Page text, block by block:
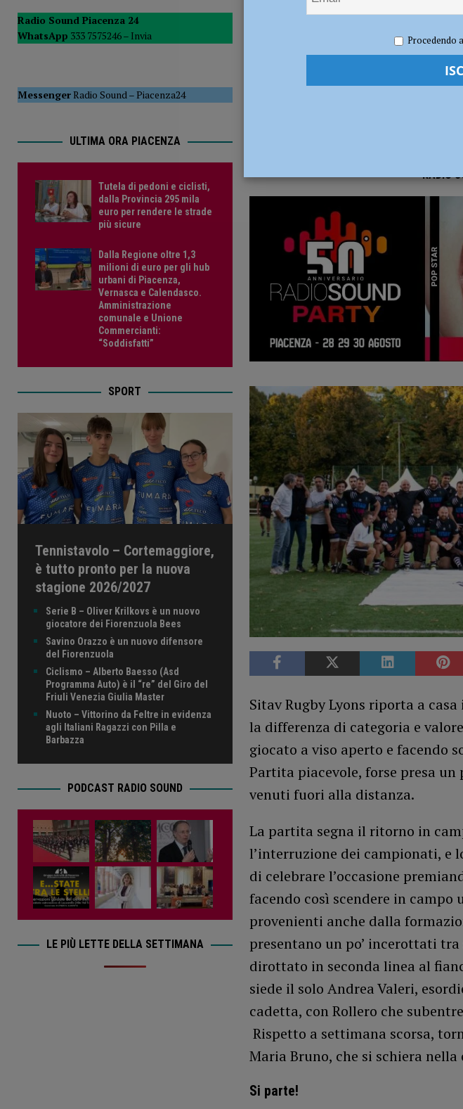
POLITICA
[ 5 Agosto 2026 ] Caldo estremo e asili nido, Tagliaferri (FdI): “Verificare subito la situazione
RADIO
Sitav Rugby Lyons riporta a
la differenza di categoria e
giocato a viso aperto e facendo
Partita piacevole, forse presa un
venuti fuori alla distanza.
La partita segna il ritorno in
l’interruzione dei campionati, e
di celebrare l’occasione
facendo così scendere in
provenienti anche dalla
presentano un po’ incerottati
dirottato in seconda linea al
siede il solo Andrea Valeri,
cadetta, con Rollero che
Rispetto a settimana scorsa,
Maria Bruno, che si schiera
Si parte!
Radio Sound Piacenza 24
WhatsApp 333 7575246 – Invia
MessengerRadio Sound–Piacenza24
ULTIMA ORA PIACENZA
Tutela di pedoni e ciclisti,
dalla Provincia 295 mila
euro per rendere le strade
più sicure
Dalla Regione oltre 1,3
milioni di euro per gli hub
urbani di Piacenza,
Vernasca e Calendasco.
Amministrazione
comunale e Unione
Commercianti:
“Soddisfatti”
SPORT
Tennistavolo – Cortemaggiore,
è tutto pronto per la nuova
stagione 2026/2027
Serie B – Oliver Krilkovs è un nuovo
giocatore dei Fiorenzuola Bees
Savino Orazzo è un nuovo difensore
del Fiorenzuola
Ciclismo – Alberto Baesso (Asd
Programma Auto) è il “re” del Giro del
Friuli Venezia Giulia Master
Nuoto – Vittorino da Feltre in evidenza
agli Italiani Ragazzi con Pilla e
Barbazza
PODCAST RADIO SOUND
LE PIÙ LETTE DELLA SETTIMANA
Procedendo